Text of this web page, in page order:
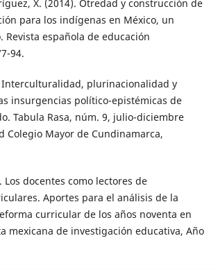
X. (2014). Otredad y construcción de
para los indígenas en México, un
Revista española de educación
94.
Interculturalidad, plurinacionalidad y
insurgencias político-epistémicas de
Tabula Rasa, núm. 9, julio-diciembre
Colegio Mayor de Cundinamarca,
Los docentes como lectores de
Aportes para el análisis de la
curricular de los años noventa en
mexicana de investigación educativa, Año